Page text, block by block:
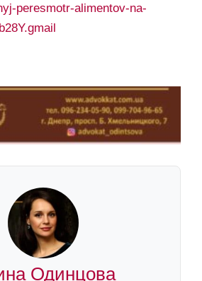
peresmotr-alimentov-na-
Одинцова